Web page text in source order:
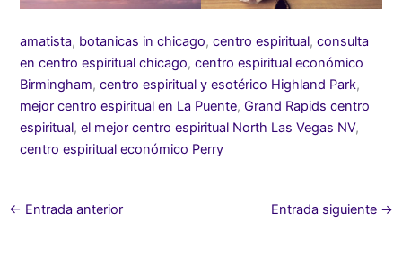
amatista, botanicas in chicago,centro espiritual,consulta
en centro espiritual chicago,centro espiritual económico
Birmingham,centro espiritual y esotérico Highland Park,
mejor centro espiritual en La Puente,Grand Rapids centro
espiritual,el mejor centro espiritual North Las Vegas NV,
centro espiritual económico Perry
← Entrada anterior Entrada siguiente →